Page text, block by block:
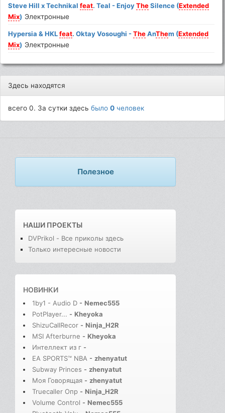
Steve Hill x Technikalfeat. Teal - EnjoyTheSilence (Extended
Mix) Электронные
Hypersia & HKLfeat. Oktay Vosoughi -TheAnThem (Extended
Mix) Электронные
Здесь находятся
всего 0. За сутки здесьбыло0 человек
Полезное
НАШИ ПРОЕКТЫ
DVPrikol - Все приколы здесь
Только интересные новости
НОВИНКИ
1by1 - Audio D - Nemec555
PotPlayer... - Kheyoka
ShizuCallRecor - Ninja_H2R
MSI Afterburne - Kheyoka
Интеллект из г -
EA SPORTS™ NBA - zhenyatut
Subway Princes - zhenyatut
Моя Говорящая - zhenyatut
Truecaller Опр - Ninja_H2R
Volume Control - Nemec555